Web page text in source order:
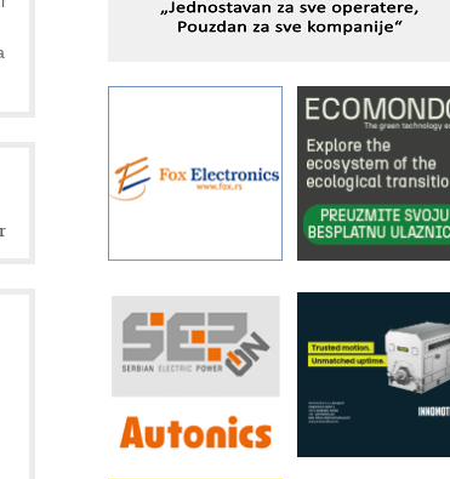
STAUFF – Komponente koje
povećavaju pouzdanost hidrauličkih
YAMADA pumpe – japanska
pouzdanost u transferu fluida
Filtration Group Industrial – Napredna
rešenja za filtraciju u hidrauličkim i
procesnim sistemima
RILINEX kompanije Rittal
automatizaciju
Efikasno upravljanje energijom
Automatizacija pakovanja · Display
Potpuna efikasnost bez složenih
sistema